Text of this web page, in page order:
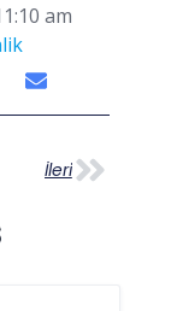
am
İleri